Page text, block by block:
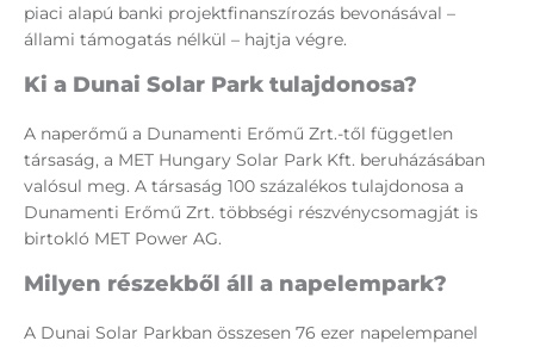
piaci alapú banki projektfinanszírozás bevonásával –
állami támogatás nélkül – hajtja végre.
Ki a Dunai Solar Park tulajdonosa?
A naperőmű a Dunamenti Erőmű Zrt.-től független
társaság, a MET Hungary Solar Park Kft. beruházásában
valósul meg. A társaság 100 százalékos tulajdonosa a
Dunamenti Erőmű Zrt. többségi részvénycsomagját is
birtokló MET Power AG.
Milyen részekből áll a napelempark?
A Dunai Solar Parkban összesen 76 ezer napelempanel